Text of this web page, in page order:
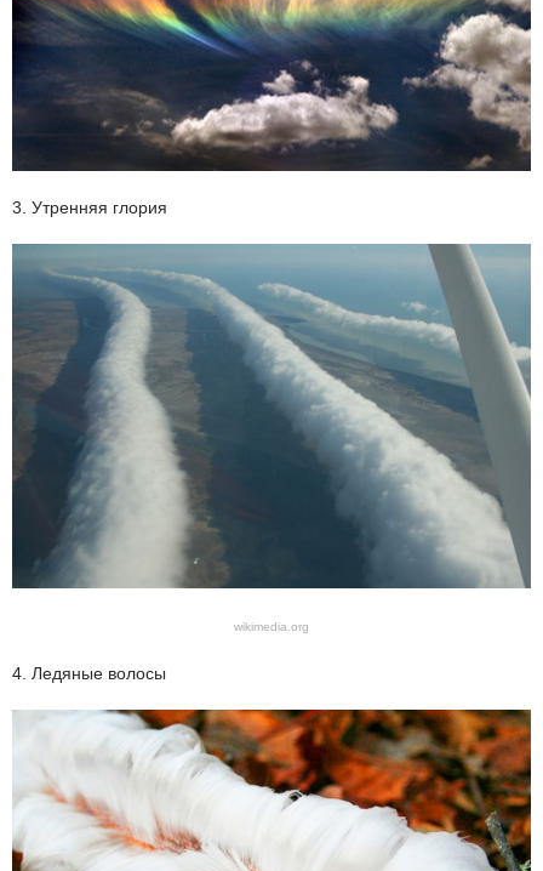
3. Утренняя глория
wikimedia.org
4. Ледяные волосы